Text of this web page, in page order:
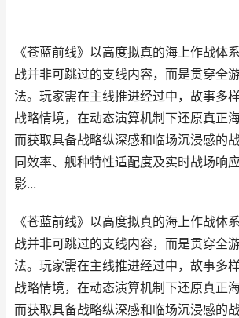
《苍蓝前线》以高度拟真的海上作战体
战并非可跳过的支线内容，而是贯穿全
法。玩家需在主线推进经过中，故事多
战略情境，在动态演算机制下还原真正
而获取具备战略纵深感和临场沉浸感的
同效率、舰种特性适配度及实时战场响
影...
《苍蓝前线》以高度拟真的海上作战体
战并非可跳过的支线内容，而是贯穿全
法。玩家需在主线推进经过中，故事多
战略情境，在动态演算机制下还原真正
而获取具备战略纵深感和临场沉浸感的